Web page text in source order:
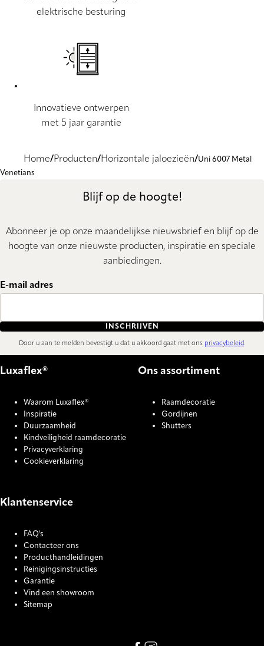
elektrische besturing
Innovatieve ontwerpen
met 5 jaar garantie
Home Producten Horizontale jaloezieën
Uni 6007 Metal
Venetians
Blijf op de hoogte!
Abonneer je op onze maandelijkse nieuwsbrief en blijf op de
hoogte van onze nieuwste producten, inspiratie en speciale
aanbiedingen.
E-mail adres
INSCHRIJVEN
Door u aan te melden bevestigt u dat u akkoord gaat met ons privacybeleid.
Luxaflex®
Waarom Luxaflex®
Inspiratie
Duurzaamheid
Kindveiligheid raamdecoratie
Privacyverklaring
Cookieverklaring
Ons assortiment
Raamdecoratie
Gordijnen
Shutters
Klantenservice
FAQ's
Contacteer ons
Producthandleidingen
Reinigingsinstructies
Garantie
Vind een showroom
Sitemap